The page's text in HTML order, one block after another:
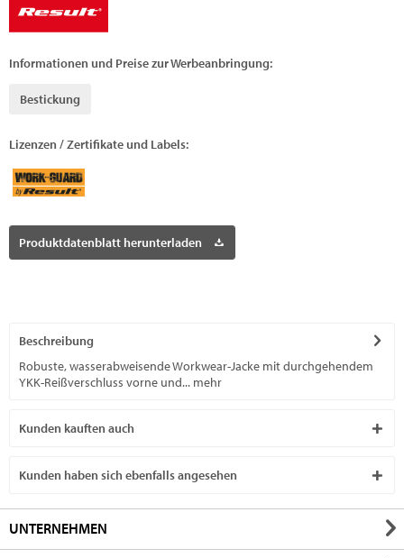
Informationen und Preise zur Werbeanbringung:
Bestickung
Lizenzen / Zertifikate und Labels:
Produktdatenblatt herunterladen
Beschreibung
Robuste, wasserabweisende Workwear-Jacke mit durchgehendem
YKK-Reißverschluss vorne und... mehr
Kunden kauften auch
Kunden haben sich ebenfalls angesehen
UNTERNEHMEN